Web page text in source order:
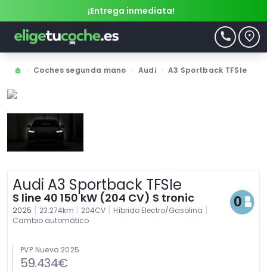
¡Entrega inmediata!
Coches segunda mano Audi A3 Sportback TFSIe
Audi A3 Sportback TFSIe
S line 40 150 kW (204 CV) S tronic
2025 | 23.274km | 204CV | Híbrido Electro/Gasolina |
Cambio automático
PVP Nuevo 2025
59.434€